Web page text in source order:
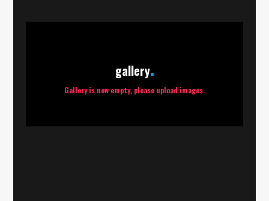
gallery
Gallery is now empty, please upload images.